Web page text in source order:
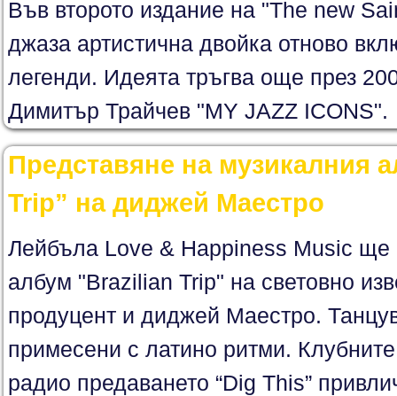
Във второто издание на "The new
джаза артистична двойка отново
легенди. Идеята тръгва още през
Димитър Трайчев "MY JAZZ ICONS".
Представяне на музикалния
Trip” на диджей Маестро
Лейбъла Love & Happiness Music ще
албум "Brazilian Trip" на световно
продуцент и диджей Маестро.
примесени с латино ритми.
радио предаването “Dig This”